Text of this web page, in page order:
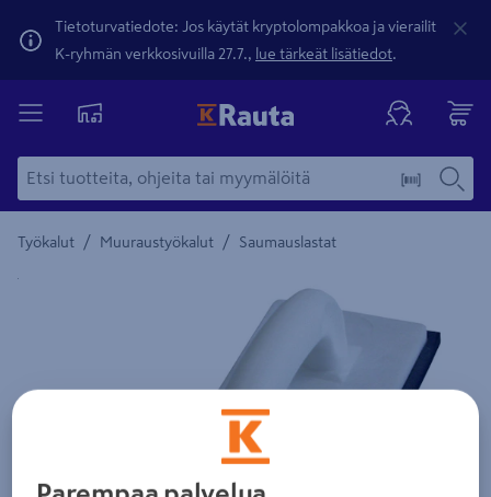
Tietoturvatiedote: Jos käytät kryptolompakkoa ja vierailit
K-ryhmän verkkosivuilla 27.7., lue tärkeät lisätiedot.
Työkalut / Muuraustyökalut / Saumauslastat
Yksityiskohtainen kuvaus löytyy Tuotteen kuvaus -